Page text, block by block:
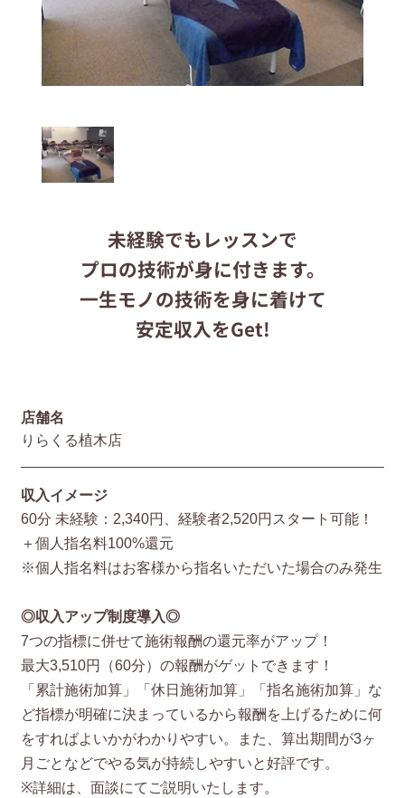
未経験でもレッスンで
プロの技術が身に付きます。
一生モノの技術を身に着けて
安定収入をGet!
店舗名
りらくる植木店
収入イメージ
60分 未経験：2,340円、経験者2,520円スタート可能！
＋個人指名料100%還元
※個人指名料はお客様から指名いただいた場合のみ発生
◎収入アップ制度導入◎
7つの指標に併せて施術報酬の還元率がアップ！
最大3,510円（60分）の報酬がゲットできます！
「累計施術加算」「休日施術加算」「指名施術加算」な
ど指標が明確に決まっているから報酬を上げるために何
をすればよいかがわかりやすい。また、算出期間が3ヶ
月ごとなどでやる気が持続しやすいと好評です。
※詳細は、面談にてご説明いたします。